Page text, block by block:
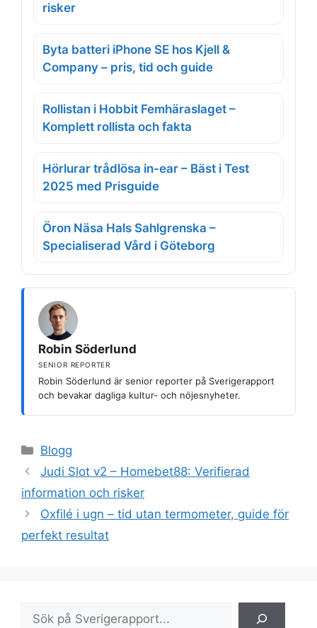
risker
Byta batteri iPhone SE hos Kjell &
Company – pris, tid och guide
Rollistan i Hobbit Femhäraslaget –
Komplett rollista och fakta
Hörlurar trådlösa in-ear – Bäst i Test
2025 med Prisguide
Öron Näsa Hals Sahlgrenska –
Specialiserad Vård i Göteborg
Robin Söderlund
SENIOR REPORTER
Robin Söderlund är senior reporter på Sverigerapport
och bevakar dagliga kultur- och nöjesnyheter.
Kategorier
Blogg
Judi Slot v2 – Homebet88: Verifierad
information och risker
Oxfilé i ugn – tid utan termometer, guide för
perfekt resultat